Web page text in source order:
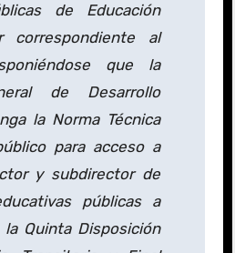
de Educación
correspondiente al
que la
de Desarrollo
la Norma Técnica
para acceso a
y subdirector de
públicas a
Quinta Disposición